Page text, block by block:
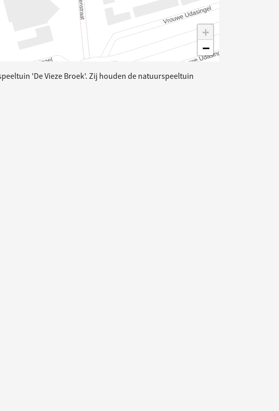
+
−
'De Vieze Broek'. Zij houden de natuurspeeltuin